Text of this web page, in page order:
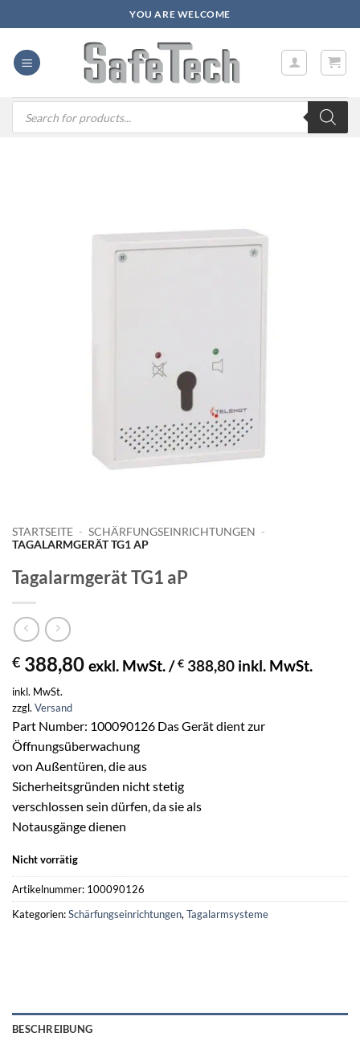
Inhalt
springen
YOU ARE WELCOME
Products
search
STARTSEITE - SCHÄRFUNGSEINRICHTUNGEN -
TAGALARMGERÄT TG1 AP
Tagalarmgerät TG1 aP
€ 388,80 exkl. MwSt. /€ 388,80 inkl. MwSt.
inkl. MwSt.
zzgl. Versand
Part Number: 100090126 Das Gerät dient zur
Öffnungsüberwachung
von Außentüren, die aus
Sicherheitsgründen nicht stetig
verschlossen sein dürfen, da sie als
Notausgänge dienen
Nicht vorrätig
Artikelnummer: 100090126
Kategorien:Schärfungseinrichtungen, Tagalarmsysteme
BESCHREIBUNG